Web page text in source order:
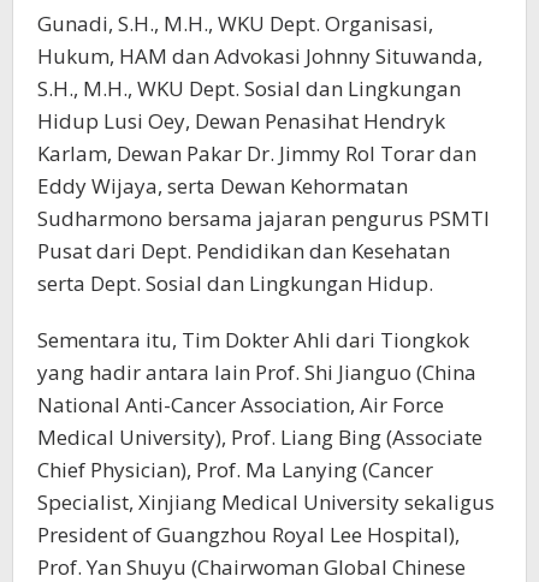
Gunadi, S.H., M.H., WKU Dept. Organisasi,
Hukum, HAM dan Advokasi Johnny Situwanda,
S.H., M.H., WKU Dept. Sosial dan Lingkungan
Hidup Lusi Oey, Dewan Penasihat Hendryk
Karlam, Dewan Pakar Dr. Jimmy Rol Torar dan
Eddy Wijaya, serta Dewan Kehormatan
Sudharmono bersama jajaran pengurus PSMTI
Pusat dari Dept. Pendidikan dan Kesehatan
serta Dept. Sosial dan Lingkungan Hidup.
Sementara itu, Tim Dokter Ahli dari Tiongkok
yang hadir antara lain Prof. Shi Jianguo (China
National Anti-Cancer Association, Air Force
Medical University), Prof. Liang Bing (Associate
Chief Physician), Prof. Ma Lanying (Cancer
Specialist, Xinjiang Medical University sekaligus
President of Guangzhou Royal Lee Hospital),
Prof. Yan Shuyu (Chairwoman Global Chinese